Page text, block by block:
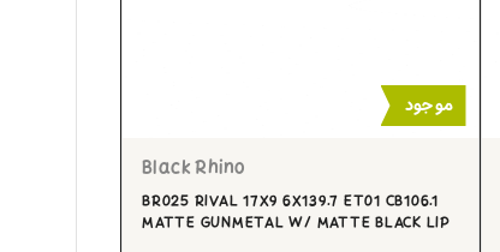
موجود
Black Rhino
BR025 RIVAL 17X9 6X139.7 ET01 CB106.1
MATTE GUNMETAL W/ MATTE BLACK LIP